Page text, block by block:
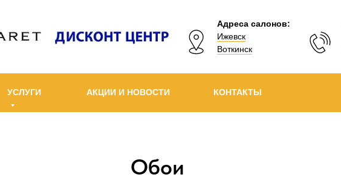
Адреса салонов:
Ижевск
Воткинск
УСЛУГИ АКЦИИ И НОВОСТИ КОНТАКТЫ
Обои